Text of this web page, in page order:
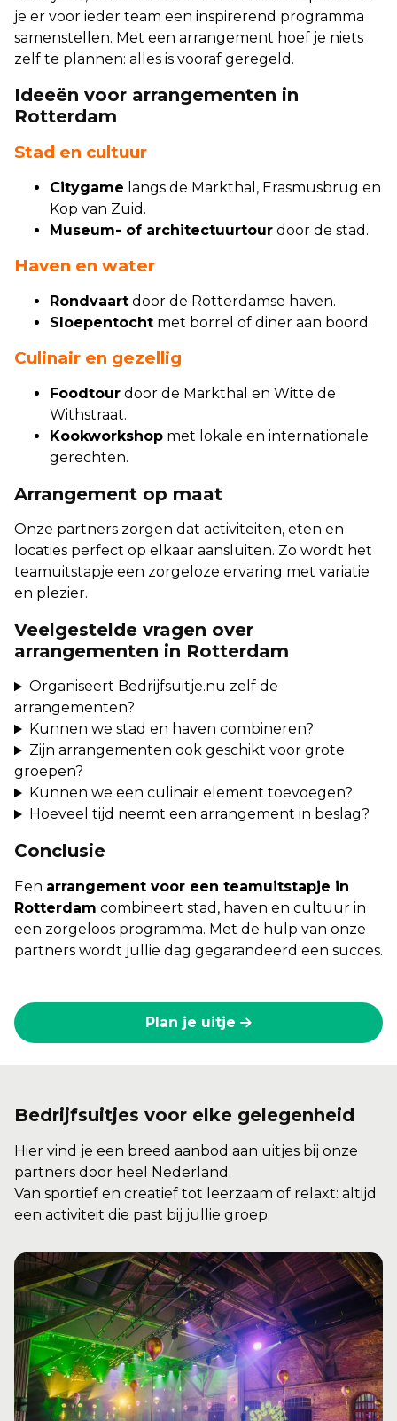
je er voor ieder team een inspirerend programma
samenstellen. Met een arrangement hoef je niets
zelf te plannen: alles is vooraf geregeld.
Ideeën voor arrangementen in
Rotterdam
Stad en cultuur
Citygame langs de Markthal, Erasmusbrug en
Kop van Zuid.
Museum- of architectuurtour door de stad.
Haven en water
Rondvaart door de Rotterdamse haven.
Sloepentocht met borrel of diner aan boord.
Culinair en gezellig
Foodtour door de Markthal en Witte de
Withstraat.
Kookworkshop met lokale en internationale
gerechten.
Arrangement op maat
Onze partners zorgen dat activiteiten, eten en
locaties perfect op elkaar aansluiten. Zo wordt het
teamuitstapje een zorgeloze ervaring met variatie
en plezier.
Veelgestelde vragen over
arrangementen in Rotterdam
Organiseert Bedrijfsuitje.nu zelf de
arrangementen?
Kunnen we stad en haven combineren?
Zijn arrangementen ook geschikt voor grote
groepen?
Kunnen we een culinair element toevoegen?
Hoeveel tijd neemt een arrangement in beslag?
Conclusie
Een arrangement voor een teamuitstapje in
Rotterdam combineert stad, haven en cultuur in
een zorgeloos programma. Met de hulp van onze
partners wordt jullie dag gegarandeerd een succes.
Plan je uitje
Bedrijfsuitjes voor elke gelegenheid
Hier vind je een breed aanbod aan uitjes bij onze
partners door heel Nederland.
Van sportief en creatief tot leerzaam of relaxt: altijd
een activiteit die past bij jullie groep.